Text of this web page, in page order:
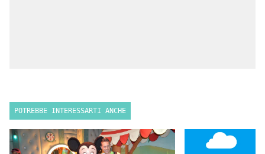
POTREBBE INTERESSARTI ANCHE